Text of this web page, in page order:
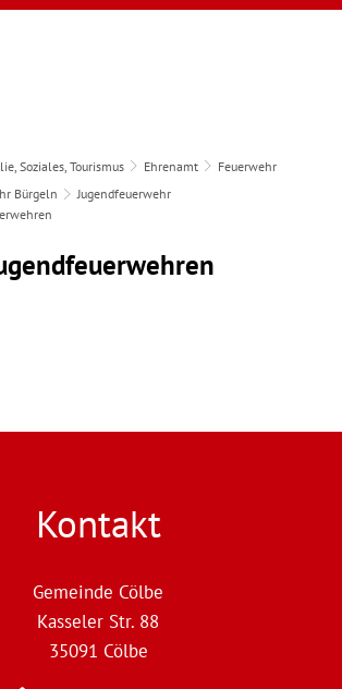
Soziales, Tourismus Ehrenamt
Feuerwehr
Bürgeln
Jugendfeuerwehr
Kontakt
Gemeinde Cölbe
Kasseler Str. 88
35091 Cölbe